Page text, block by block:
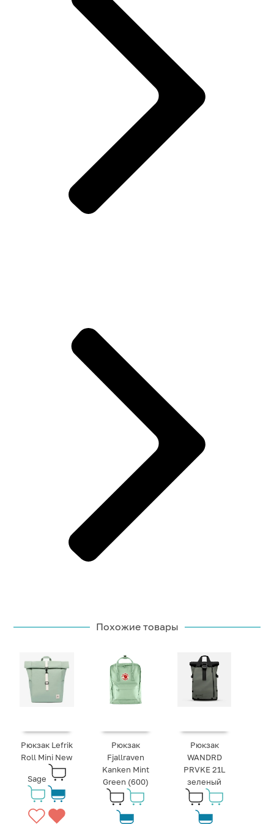
Похожие товары
Рюкзак Lefrik
Roll Mini New
Sage
Рюкзак
Fjallraven
Kanken Mint
Green (600)
Рюкзак
WANDRD
PRVKE 21L
зеленый